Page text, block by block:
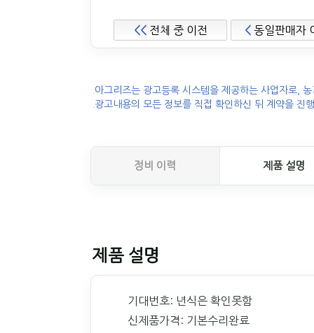
<<전체 중 이전 < 동일판매자
.아그리즈는 광고등록 시스템을 제공하는 사업자로,
.광고내용의 모든 정보를 직접 확인하신 뒤 계약을 진
정비 이력 제품 설명
제품 설명
기대번호: 년식은 확인못함
신제품가격: 기본수리완료